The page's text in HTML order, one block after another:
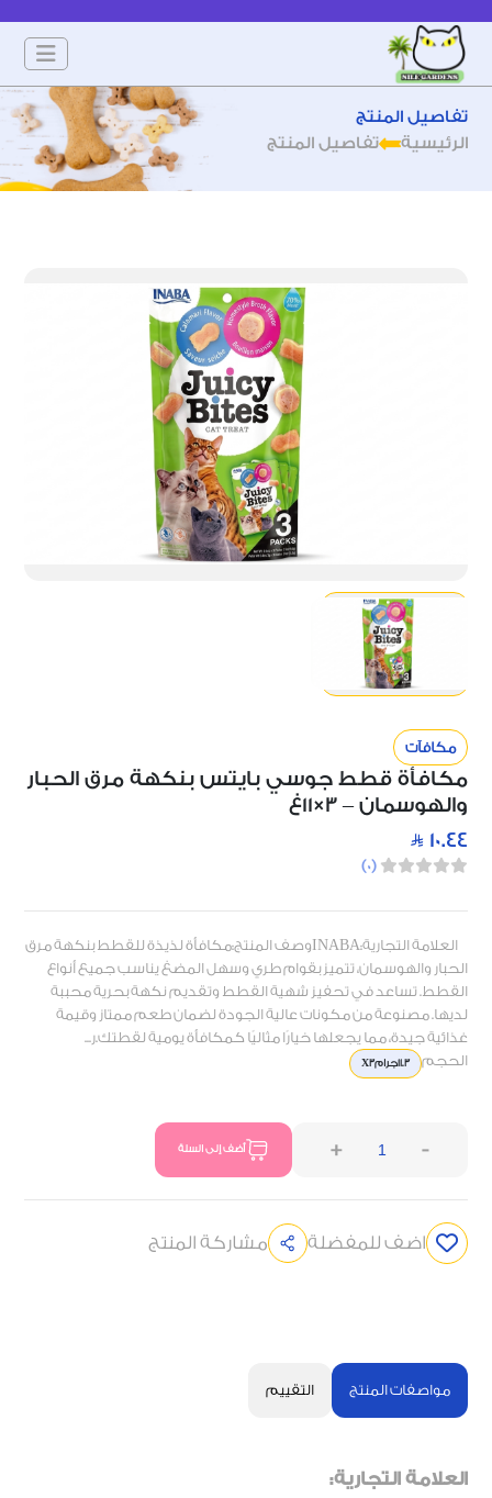
تفاصيل المنتج
الرئيسية
تفاصيل المنتج
مكافآت
مكافأة قطط جوسي بايتس بنكهة مرق الحبار
والهوسمان – 3×11غ
10.44
(
0
)
العلامة التجارية:INABAوصف المنتج:مكافأة لذيذة للقطط بنكهة مرق
الحبار والهوسمان، تتميز بقوام طري وسهل المضغ يناسب جميع أنواع
القطط. تساعد في تحفيز شهية القطط وتقديم نكهة بحرية محببة
لديها. مصنوعة من مكونات عالية الجودة لضمان طعم ممتاز وقيمة
غذائية جيدة، مما يجعلها خيارًا مثاليًا كمكافأة يومية لقطتك.ر...
الحجم
11.3جرامX3
-
+ أضف إلى السلة
اضف للمفضلة مشاركة المنتج
مواصفات المنتج التقييم
العلامة التجارية: